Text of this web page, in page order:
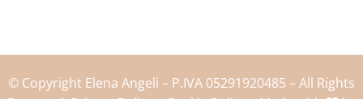
© Copyright Elena Angeli – P.IVA 05291920485 – All Rights